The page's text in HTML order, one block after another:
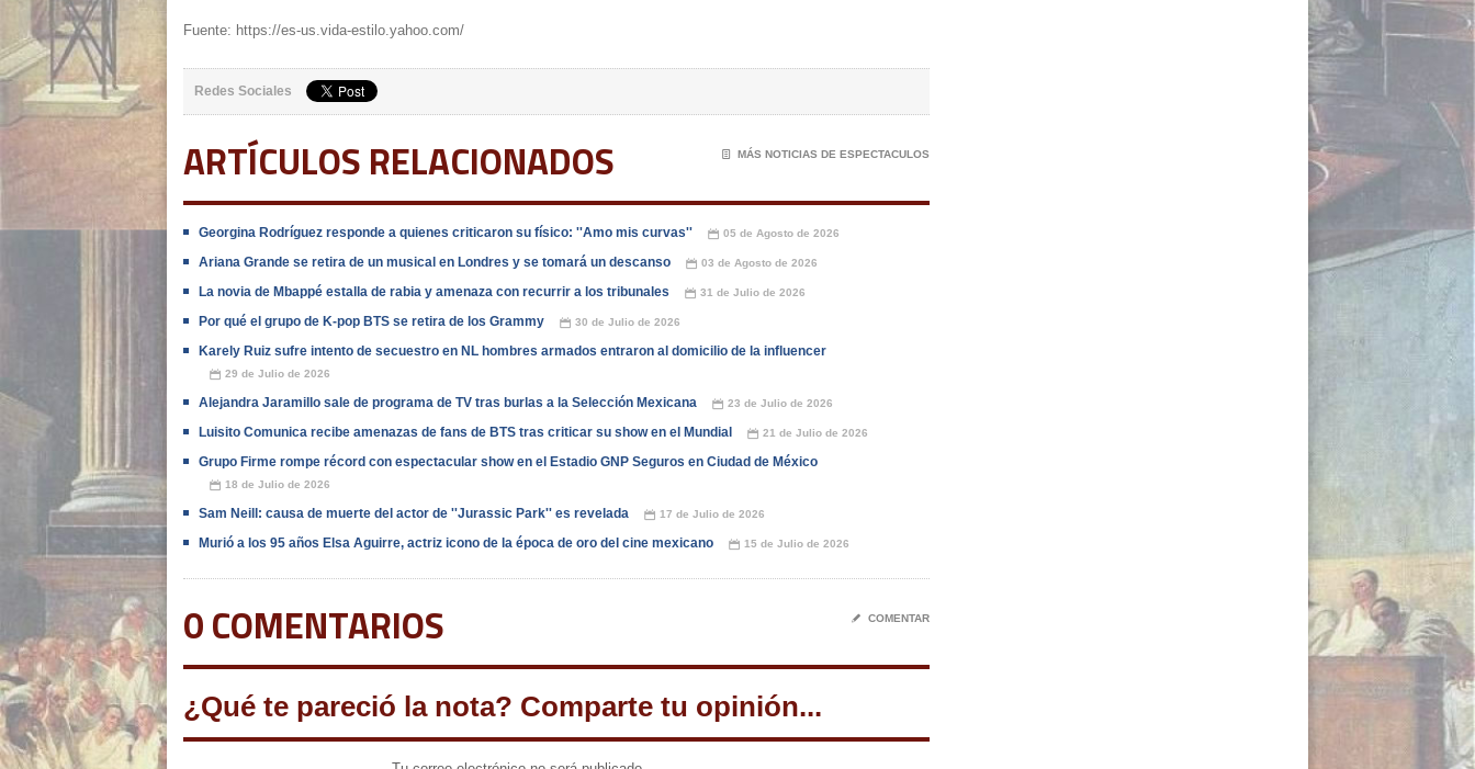
Fuente: https://es-us.vida-estilo.yahoo.com/
Redes Sociales
ARTÍCULOS RELACIONADOS 📄 MÁS NOTICIAS DE ESPECTACULOS
Georgina Rodríguez responde a quienes criticaron su físico: ''Amo mis curvas'' 📅 05 de Agosto de 2026
Ariana Grande se retira de un musical en Londres y se tomará un descanso 📅 03 de Agosto de 2026
La novia de Mbappé estalla de rabia y amenaza con recurrir a los tribunales 📅 31 de Julio de 2026
Por qué el grupo de K-pop BTS se retira de los Grammy 📅 30 de Julio de 2026
Karely Ruiz sufre intento de secuestro en NL hombres armados entraron al domicilio de la influencer
📅 29 de Julio de 2026
Alejandra Jaramillo sale de programa de TV tras burlas a la Selección Mexicana 📅 23 de Julio de 2026
Luisito Comunica recibe amenazas de fans de BTS tras criticar su show en el Mundial 📅 21 de Julio de 2026
Grupo Firme rompe récord con espectacular show en el Estadio GNP Seguros en Ciudad de México
📅 18 de Julio de 2026
Sam Neill: causa de muerte del actor de ''Jurassic Park'' es revelada 📅 17 de Julio de 2026
Murió a los 95 años Elsa Aguirre, actriz icono de la época de oro del cine mexicano 📅 15 de Julio de 2026
0 COMENTARIOS ✎ COMENTAR
¿Qué te pareció la nota? Comparte tu opinión...